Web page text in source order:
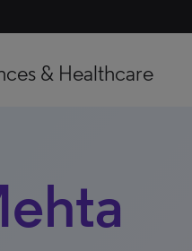
& Healthcare